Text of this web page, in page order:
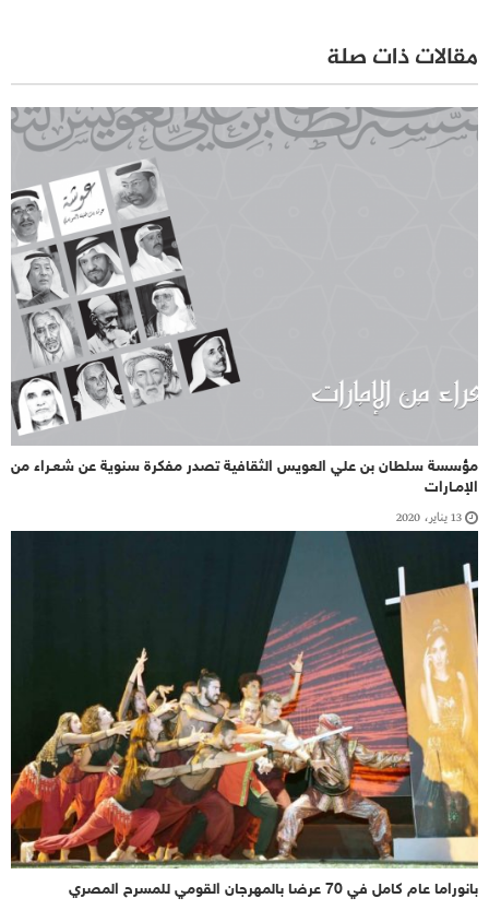
مقالات ذات صلة
مؤسسة سلطان بن علي العويس الثقافية تصدر مفكرة سنوية عن شعـراء من
الإمـارات
13 يناير، 2020
بانوراما عام كامل في 70 عرضا بالمهرجان القومي للمسرح المصري